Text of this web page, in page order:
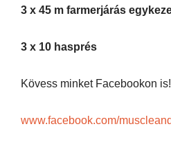
3 x 45 m farmerjárás
3 x 10 hasprés
Kövess minket Facebookon is!
www.facebook.com/